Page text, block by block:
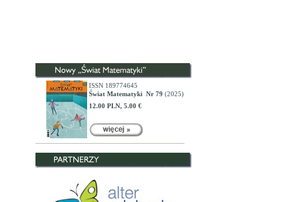
ISSN 189774645
Świat Matematyki Nr 79 (2025)
12.00 PLN, 5.00 €